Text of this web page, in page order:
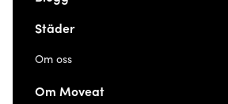
Städer
Om oss
Om Moveat